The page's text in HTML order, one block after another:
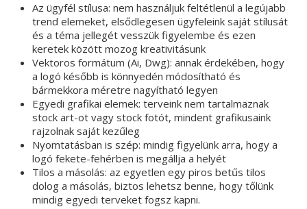
Az ügyfél stílusa: nem használjuk feltétlenül a legújabb
trend elemeket, elsődlegesen ügyfeleink saját stílusát
és a téma jellegét vesszük figyelembe és ezen
keretek között mozog kreativitásunk
Vektoros formátum (Ai, Dwg): annak érdekében, hogy
a logó később is könnyedén módosítható és
bármekkora méretre nagyítható legyen
Egyedi grafikai elemek: terveink nem tartalmaznak
stock art-ot vagy stock fotót, mindent grafikusaink
rajzolnak saját kezűleg
Nyomtatásban is szép: mindig figyelünk arra, hogy a
logó fekete-fehérben is megállja a helyét
Tilos a másolás: az egyetlen egy piros betűs tilos
dolog a másolás, biztos lehetsz benne, hogy tőlünk
mindig egyedi terveket fogsz kapni.